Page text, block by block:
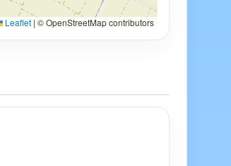
Leaflet | © OpenStreetMap contributors